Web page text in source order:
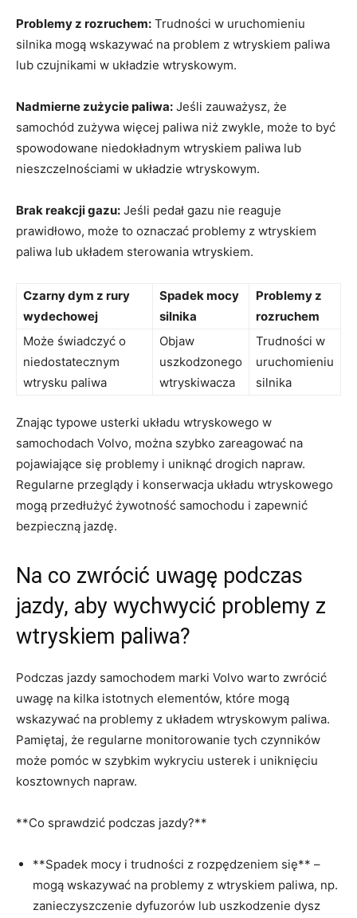
Problemy z‌ rozruchem: Trudności w ⁣uruchomieniu
silnika mogą wskazywać na ​problem z wtryskiem paliwa
lub czujnikami w układzie wtryskowym.
Nadmierne zużycie paliwa: Jeśli⁣ zauważysz, że
samochód zużywa ⁤więcej paliwa niż zwykle, może to być
spowodowane niedokładnym wtryskiem ‍paliwa lub
nieszczelnościami w układzie wtryskowym.
Brak reakcji gazu: Jeśli pedał gazu nie reaguje
prawidłowo, może to oznaczać⁤ problemy z wtryskiem ​
paliwa lub układem sterowania wtryskiem.
Czarny dym z rury
wydechowej
Spadek mocy
silnika
Problemy z‍
rozruchem
Może świadczyć o
niedostatecznym
⁢wtrysku ⁣paliwa
Objaw
uszkodzonego
wtryskiwacza
Trudności ⁤w
uruchomieniu
silnika
Znając typowe usterki układu wtryskowego w
samochodach Volvo, można​ szybko zareagować na
pojawiające się problemy i uniknąć drogich ‍napraw.
Regularne przeglądy i konserwacja układu wtryskowego
mogą przedłużyć⁤ żywotność samochodu i zapewnić
bezpieczną jazdę.
Na co zwrócić uwagę podczas ​
jazdy, aby wychwycić problemy z
wtryskiem paliwa?
Podczas jazdy samochodem marki Volvo warto zwrócić
uwagę ‌na kilka istotnych elementów, które mogą
wskazywać na problemy z układem wtryskowym paliwa.
⁢Pamiętaj, że regularne monitorowanie ⁢tych czynników
może pomóc w szybkim wykryciu‍ usterek⁣ i⁣ uniknięciu
kosztownych napraw.
**Co sprawdzić podczas‌ jazdy?**
**Spadek mocy i trudności‌ z rozpędzeniem​ się** –
mogą wskazywać na problemy z wtryskiem paliwa,​ np.
⁤zanieczyszczenie⁢ dyfuzorów lub uszkodzenie dysz